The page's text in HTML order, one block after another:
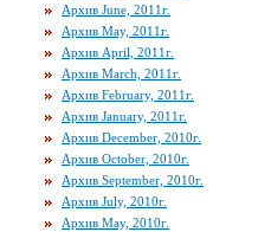
Архив June, 2011г.
Архив May, 2011г.
Архив April, 2011г.
Архив March, 2011г.
Архив February, 2011г.
Архив January, 2011г.
Архив December, 2010г.
Архив October, 2010г.
Архив September, 2010г.
Архив July, 2010г.
Архив May, 2010г.